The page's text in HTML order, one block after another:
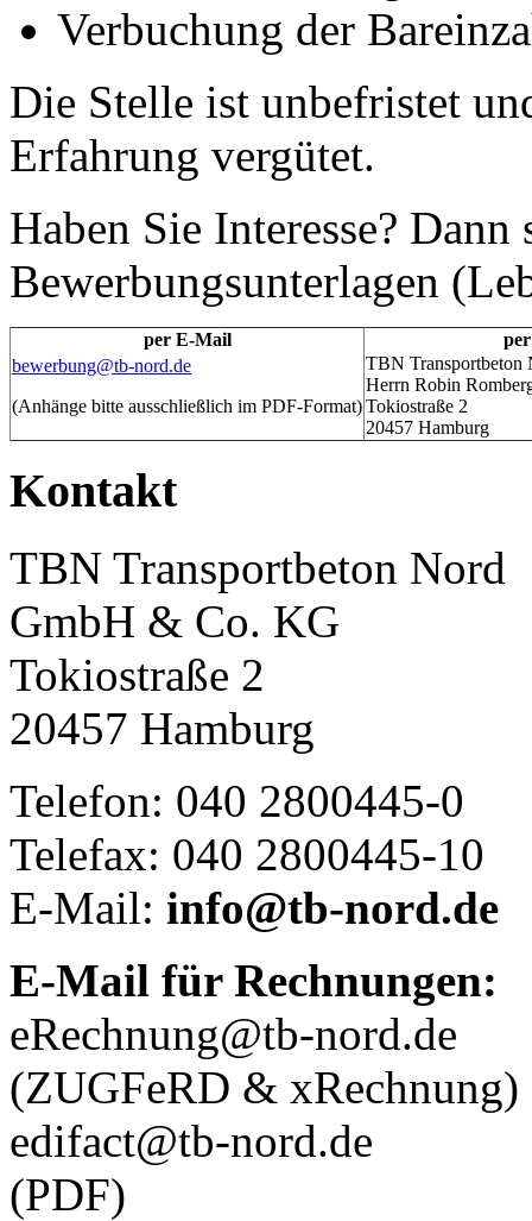
Verbuchung der
Die Stelle ist unbefristet
Erfahrung vergütet.
Haben Sie Interesse?
Bewerbungsunterlagen
per E-Mail
bewerbung@tb-nord.de
(Anhänge bitte ausschließlich im PDF-Format)
TBN
Herrn Robin
Tokiostraße 2
20457 Hamburg
Kontakt
TBN Transportbeton Nord
GmbH & Co. KG
Tokiostraße 2
20457 Hamburg
Telefon: 040 2800445-0
Telefax: 040 2800445-10
E-Mail: info@tb-nord.de
E-Mail für Rechnungen:
eRechnung@tb-nord.de
(ZUGFeRD & xRechnung)
edifact@tb-nord.de
(PDF)